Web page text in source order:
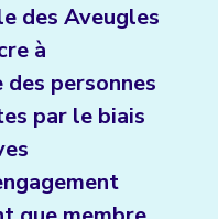
des Aveugles
à
personnes
par le biais